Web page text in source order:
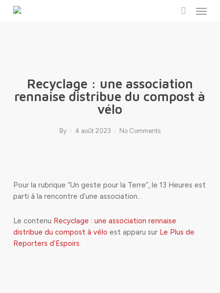
Menu
Recyclage : une association
rennaise distribue du compost à
vélo
By 4 août 2023 No Comments
Pour la rubrique “Un geste pour la Terre”, le 13 Heures est
parti à la rencontre d’une association…
Le contenu Recyclage : une association rennaise
distribue du compost à vélo est apparu sur Le Plus de
Reporters d’Espoirs.